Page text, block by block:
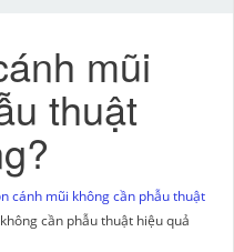
mũi
thuật
cánh mũi không cần phẫu thuật
cần phẫu thuật hiệu quả